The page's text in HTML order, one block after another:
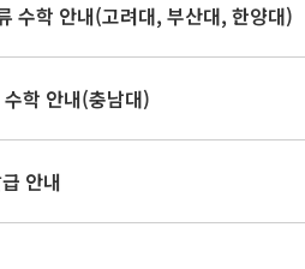
수학 안내(고려대, 부산대, 한양대)
학 안내(충남대)
안내